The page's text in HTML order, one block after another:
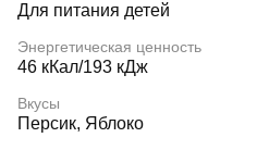
Для питания детей
Энергетическая ценность
46 кКал/193 кДж
Вкусы
Персик, Яблоко